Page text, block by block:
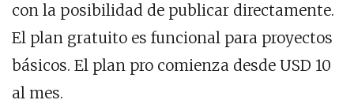
con la posibilidad de publicar directamente.
El plan gratuito es funcional para proyectos
básicos. El plan pro comienza desde USD 10
al mes.